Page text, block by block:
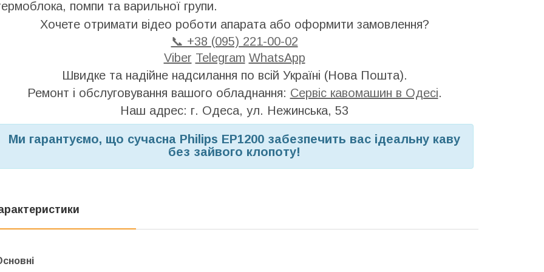
помпи та варильної групи.
Хочете отримати відео роботи апарата або оформити замовлення?
📞 +38 (095) 221-00-02
Viber Telegram WhatsApp
Швидке та надійне надсилання по всій Україні (Нова Пошта).
Ремонт і обслуговування вашого обладнання: Сервіс кавомашин в Одесі.
Наш адрес: г. Одеса, ул. Нежинська, 53
Ми гарантуємо, що сучасна Philips EP1200 забезпечить вас ідеальну каву
без зайвого клопоту!